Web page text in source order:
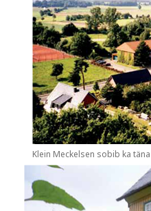
Klein Meckelsen sobib ka